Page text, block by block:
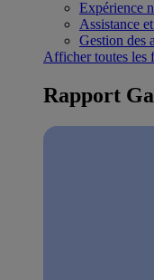
Expérience
Assistance
Gestion des
Afficher toutes les
Rapport